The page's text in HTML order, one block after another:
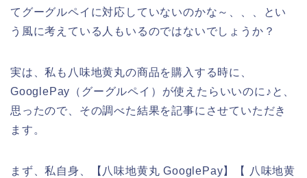
てグーグルペイに対応していないのかな～、、、とい
う風に考えている人もいるのではないでしょうか？
実は、私も八味地黄丸の商品を購入する時に、
GooglePay（グーグルペイ）が使えたらいいのに♪と、
思ったので、その調べた結果を記事にさせていただき
ます。
まず、私自身、【八味地黄丸 GooglePay】【 八味地黄